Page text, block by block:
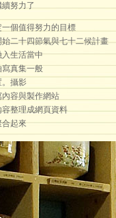
努力了
個值得努力的目標
二十四節氣與七十二候計畫
生活當中
真集一般
。攝影
容與製作網站
整理成網頁資料
起來